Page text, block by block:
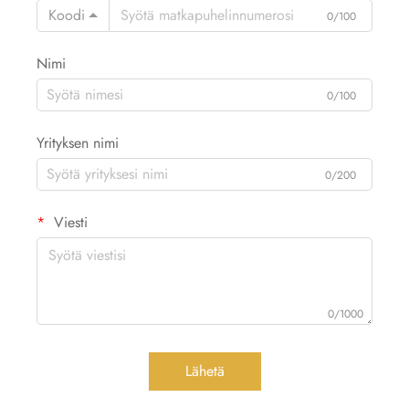
Koodi
0/100
Nimi
0/100
Yrityksen nimi
0/200
Viesti
0/1000
Lähetä